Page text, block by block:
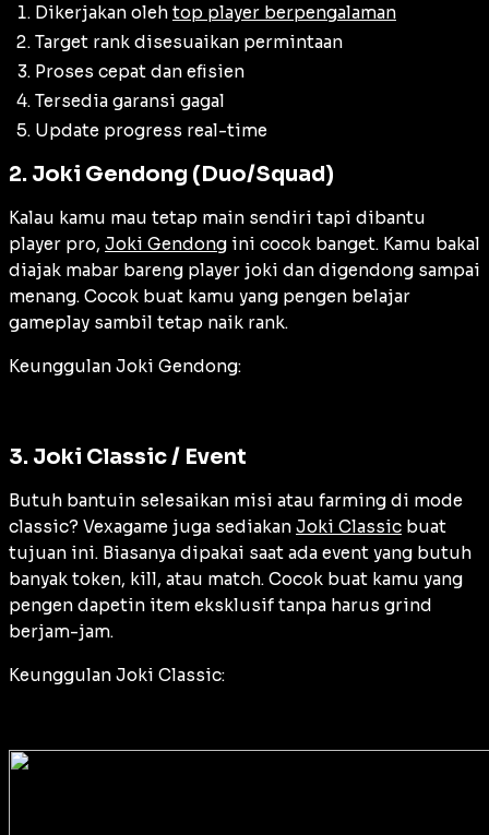
Dikerjakan oleh top player berpengalaman
Target rank disesuaikan permintaan
Proses cepat dan efisien
Tersedia garansi gagal
Update progress real-time
2. Joki Gendong (Duo/Squad)
Kalau kamu mau tetap main sendiri tapi dibantu
player pro, Joki Gendong ini cocok banget. Kamu bakal
diajak mabar bareng player joki dan digendong sampai
menang. Cocok buat kamu yang pengen belajar
gameplay sambil tetap naik rank.
Keunggulan Joki Gendong:
3. Joki Classic / Event
Butuh bantuin selesaikan misi atau farming di mode
classic? Vexagame juga sediakan Joki Classic buat
tujuan ini. Biasanya dipakai saat ada event yang butuh
banyak token, kill, atau match. Cocok buat kamu yang
pengen dapetin item eksklusif tanpa harus grind
berjam-jam.
Keunggulan Joki Classic: